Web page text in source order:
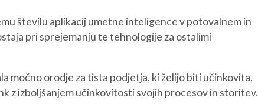
REGIJA STIK
številu aplikacij umetne inteligence v potovalnem in
pri sprejemanju te tehnologije za ostalimi
močno orodje za tista podjetja, ki želijo biti učinkovita,
z izboljšanjem učinkovitosti svojih procesov in storitev.